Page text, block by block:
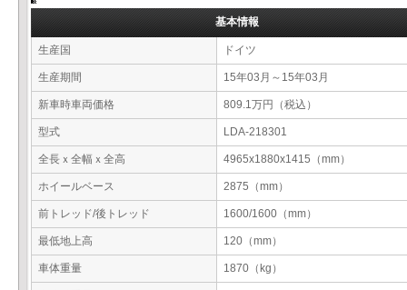
基本情報
生産国 ドイツ
生産期間 15年03月～15年03月
新車時車両価格 809.1万円（税込）
型式 LDA-218301
全長ｘ全幅ｘ全高 4965x1880x1415（mm）
ホイールベース 2875（mm）
前トレッド/後トレッド 1600/1600（mm）
最低地上高 120（mm）
車体重量 1870（kg）